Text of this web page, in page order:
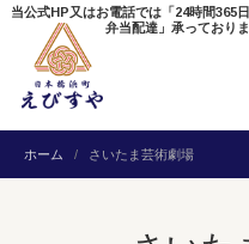
当公式HP又はお電話では「24時間365
弁当配達」承っており
ホーム さいたま芸術劇場